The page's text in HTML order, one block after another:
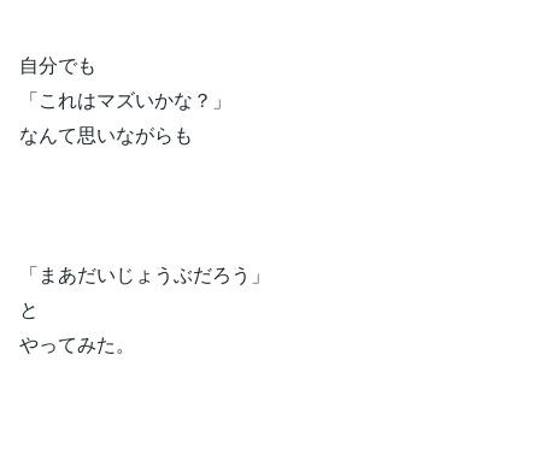
自分でも
「これはマズいかな？」
なんて思いながらも
「まあだいじょうぶだろう」
と
やってみた。